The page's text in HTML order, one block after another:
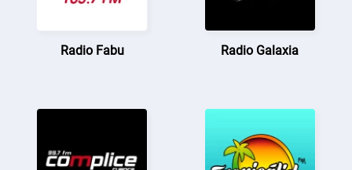
Radio Fabu Radio Galaxia